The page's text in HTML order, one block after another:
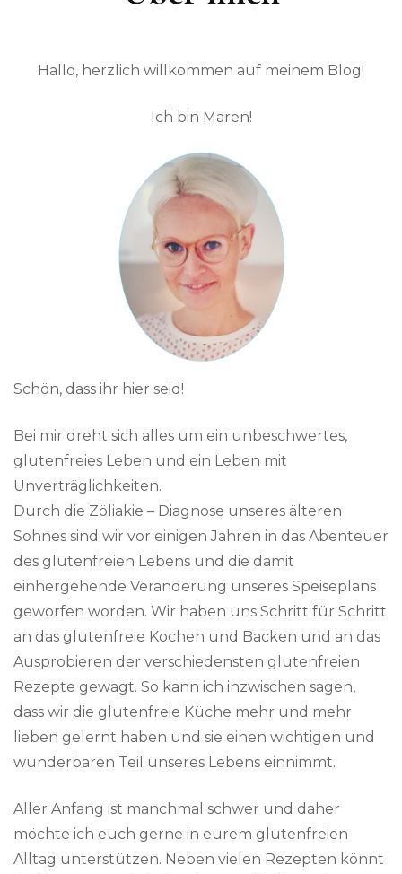
Hallo, herzlich willkommen auf meinem Blog!
Ich bin Maren!
Schön, dass ihr hier seid!
Bei mir dreht sich alles um ein unbeschwertes,
glutenfreies Leben und ein Leben mit
Unverträglichkeiten.
Durch die Zöliakie – Diagnose unseres älteren
Sohnes sind wir vor einigen Jahren in das Abenteuer
des glutenfreien Lebens und die damit
einhergehende Veränderung unseres Speiseplans
geworfen worden. Wir haben uns Schritt für Schritt
an das glutenfreie Kochen und Backen und an das
Ausprobieren der verschiedensten glutenfreien
Rezepte gewagt. So kann ich inzwischen sagen,
dass wir die glutenfreie Küche mehr und mehr
lieben gelernt haben und sie einen wichtigen und
wunderbaren Teil unseres Lebens einnimmt.
Aller Anfang ist manchmal schwer und daher
möchte ich euch gerne in eurem glutenfreien
Alltag unterstützen. Neben vielen Rezepten könnt